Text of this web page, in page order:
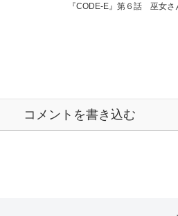
『CODE-E』第６話 巫女さ
コメントを書き込む